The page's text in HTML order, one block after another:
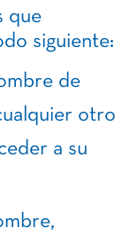
que
siguiente:
de
otro
a su